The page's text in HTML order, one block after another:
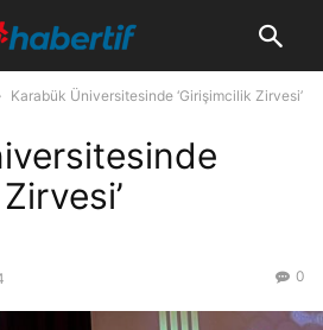
Karabük Üniversitesinde ‘Girişimcilik Zirvesi’
0